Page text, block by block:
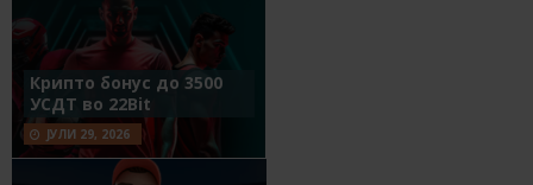
Крипто бонус до 3500
УСДТ во 22Bit
ЈУЛИ 29, 2026